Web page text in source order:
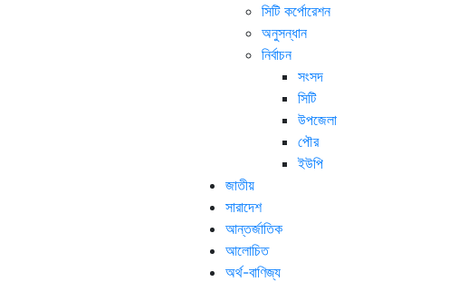
সিটি কর্পোরেশন
অনুসন্ধান
নির্বাচন
সংসদ
সিটি
উপজেলা
পৌর
ইউপি
জাতীয়
সারাদেশ
আন্তর্জাতিক
আলোচিত
অর্থ-বাণিজ্য